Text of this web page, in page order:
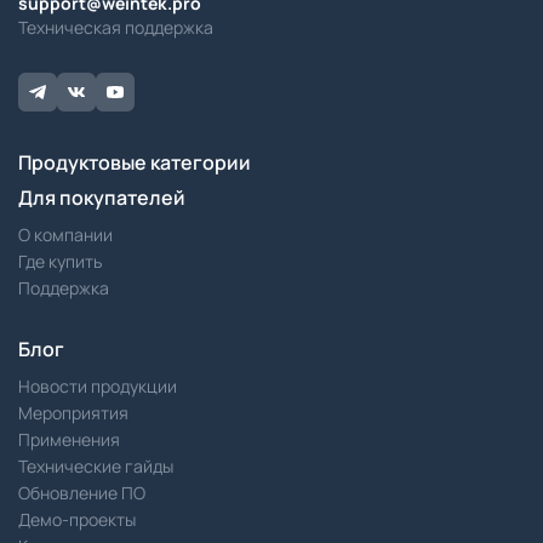
Техническая поддержка
Продуктовые категории
Для покупателей
О компании
Где купить
Поддержка
Блог
Новости продукции
Мероприятия
Применения
Технические гайды
Обновление ПО
Демо-проекты